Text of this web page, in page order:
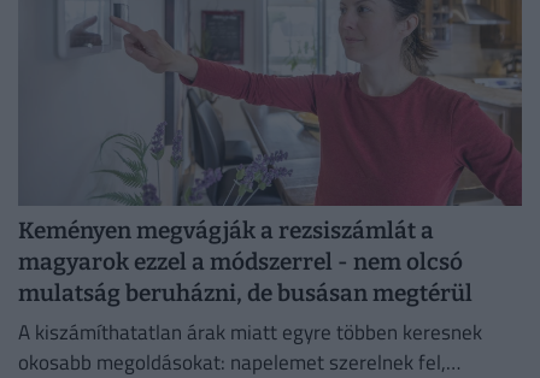
Keményen megvágják a rezsiszámlát a
magyarok ezzel a módszerrel - nem olcsó
mulatság beruházni, de busásan megtérül
A kiszámíthatatlan árak miatt egyre többen keresnek
okosabb megoldásokat: napelemet szerelnek fel,